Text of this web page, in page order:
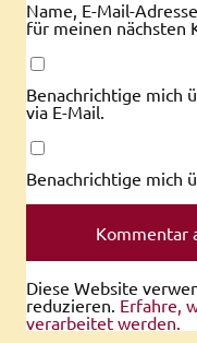
Name, E-Mail-
für meinen nächsten
Benachrichtige mich
via E-Mail.
Benachrichtige mich
Diese Website
reduzieren. Erfahre,
verarbeitet werden.